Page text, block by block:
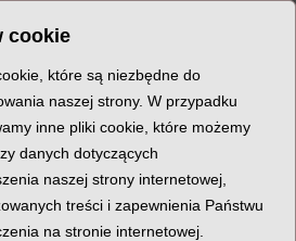
cookie
które są niezbędne do
naszej strony. W przypadku
inne pliki cookie, które możemy
danych dotyczących
naszej strony internetowej,
treści i zapewnienia Państwu
na stronie internetowej.
G H I J K L Ł M
S T U V W X Z
Śl Sł Sm Sn So